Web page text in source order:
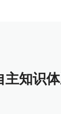
主知识